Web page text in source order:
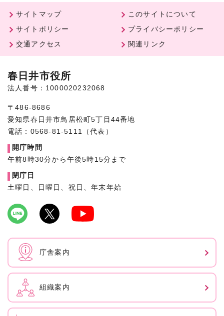
サイトマップ
このサイトについて
サイトポリシー
プライバシーポリシー
交通アクセス
関連リンク
春日井市役所
法人番号：1000020232068
〒486-8686
愛知県春日井市鳥居松町5丁目44番地
電話：0568-81-5111（代表）
開庁時間
午前8時30分から午後5時15分まで
閉庁日
土曜日、日曜日、祝日、年末年始
庁舎案内
組織案内